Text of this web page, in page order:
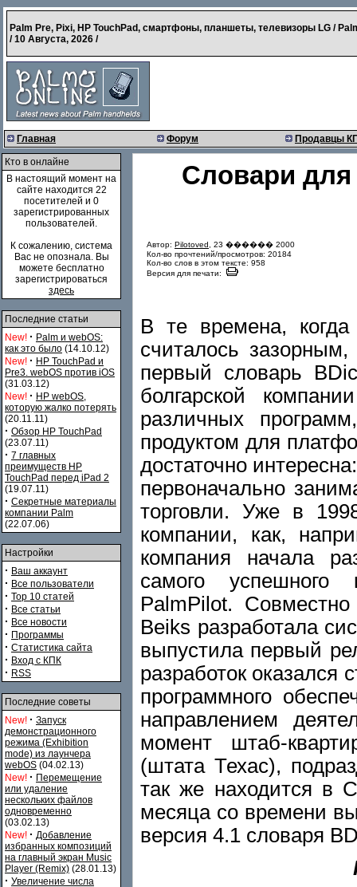
Palm Pre, Pixi, HP TouchPad, смартфоны, планшеты, телевизоры LG /
/10 Августа, 2026 /
Главная Форум Продавцы
Кто в онлайне
В настоящий момент на
сайте находится 22
посетителей и 0
зарегистрированных
пользователей.
К сожалению, система
Вас не опознала. Вы
можете бесплатно
зарегистрироваться
здесь
Последние статьи
New! · Palm и webOS:
как это было (14.10.12)
New! · HP TouchPad и
Pre3. webOS против iOS
(31.03.12)
New! · HP webOS,
которую жалко потерять
(20.11.11)
· Обзор HP TouchPad
(23.07.11)
· 7 главных
преимуществ HP
TouchPad перед iPad 2
(19.07.11)
· Секретные материалы
компании Palm
(22.07.06)
Настройки
· Ваш аккаунт
· Все пользователи
· Top 10 статей
· Все статьи
· Все новости
· Программы
· Статистика сайта
· Вход с КПК
· RSS
Последние советы
New! · Запуск
демонстрационного
режима (Exhibition
mode) из лаунчера
webOS (04.02.13)
New! · Перемещение
или удаление
нескольких файлов
одновременно
(03.02.13)
New! · Добавление
избранных композиций
на главный экран Music
Player (Remix) (28.01.13)
· Увеличение числа
Словари для
Автор: Pilotoved , 23 ������ 2000
Кол-во прочтений/просмотров: 20184
Кол-во слов в этом тексте: 958
Версия для печати:
В те времена,
считалось
первый словарь
болгарской
различных
продуктом для
достаточно
первоначально
торговли. Уже в
компании, как,
компания начала
самого успешного
PalmPilot.
Beiks разработала
выпустила первый
разработок оказался
программного
направлением
момент штаб-
(штата Техас),
так же находится в
месяца со времени
версия 4.1 словаря